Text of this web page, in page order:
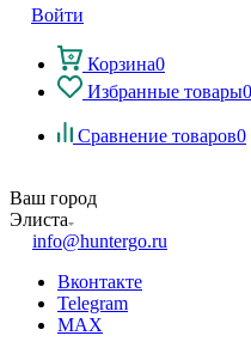
Войти
Корзина0
Избранные товары0
Сравнение товаров0
Ваш город
Элиста
info@huntergo.ru
Вконтакте
Telegram
MAX